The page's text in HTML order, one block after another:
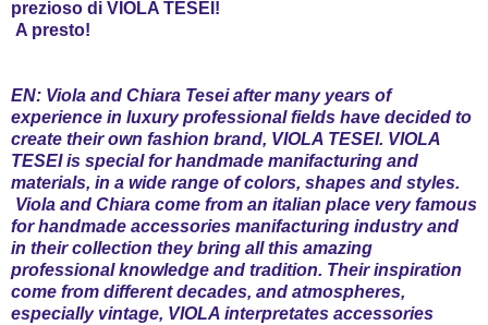
prezioso di VIOLA TESEI!
A presto!
EN: Viola and Chiara Tesei after many years of
experience in luxury professional fields have decided to
create their own fashion brand, VIOLA TESEI. VIOLA
TESEI is special for handmade manifacturing and
materials, in a wide range of colors, shapes and styles.
Viola and Chiara come from an italian place very famous
for handmade accessories manifacturing industry and
in their collection they bring all this amazing
professional knowledge and tradition. Their inspiration
come from different decades, and atmospheres,
especially vintage, VIOLA interpretates accessories